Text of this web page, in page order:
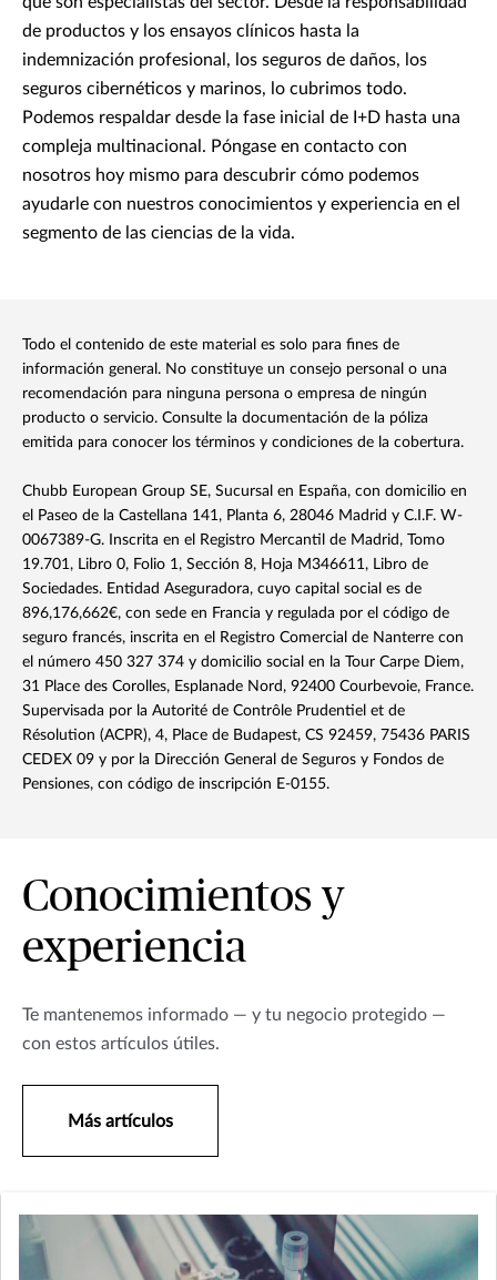
de productos y los ensayos clínicos hasta la
indemnización profesional, los seguros de daños, los
seguros cibernéticos y marinos, lo cubrimos todo.
Podemos respaldar desde la fase inicial de I+D hasta una
compleja multinacional. Póngase en contacto con
nosotros hoy mismo para descubrir cómo podemos
ayudarle con nuestros conocimientos y experiencia en el
segmento de las ciencias de la vida.
Todo el contenido de este material es solo para fines de
información general. No constituye un consejo personal o una
recomendación para ninguna persona o empresa de ningún
producto o servicio. Consulte la documentación de la póliza
emitida para conocer los términos y condiciones de la cobertura.
Chubb European Group SE, Sucursal en España, con domicilio en
el Paseo de la Castellana 141, Planta 6, 28046 Madrid y C.I.F. W-
0067389-G. Inscrita en el Registro Mercantil de Madrid, Tomo
19.701, Libro 0, Folio 1, Sección 8, Hoja M346611, Libro de
Sociedades. Entidad Aseguradora, cuyo capital social es de
896,176,662€, con sede en Francia y regulada por el código de
seguro francés, inscrita en el Registro Comercial de Nanterre con
el número 450 327 374 y domicilio social en la Tour Carpe Diem,
31 Place des Corolles, Esplanade Nord, 92400 Courbevoie, France.
Supervisada por la Autorité de Contrôle Prudentiel et de
Résolution (ACPR), 4, Place de Budapest, CS 92459, 75436 PARIS
CEDEX 09 y por la Dirección General de Seguros y Fondos de
Pensiones, con código de inscripción E-0155.
Conocimientos y
experiencia
Te mantenemos informado — y tu negocio protegido —
con estos artículos útiles.
Más artículos